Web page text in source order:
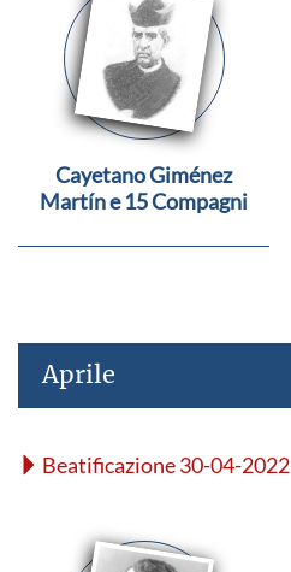
Cayetano Giménez
Martín e 15 Compagni
Aprile
Beatificazione 30-04-2022